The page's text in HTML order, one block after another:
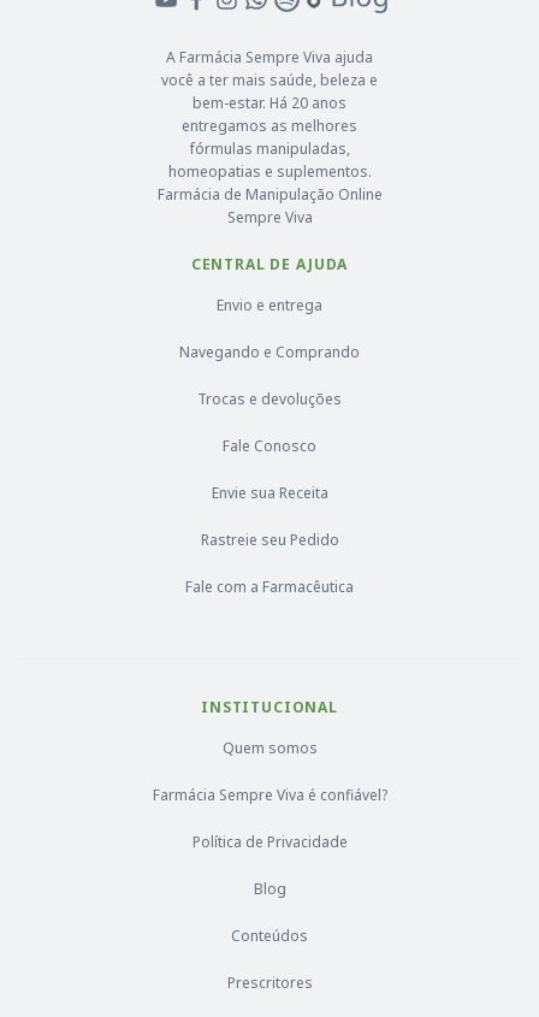
A Farmácia Sempre Viva ajuda
você a ter mais saúde, beleza e
bem-estar. Há 20 anos
entregamos as melhores
fórmulas manipuladas,
homeopatias e suplementos.
Farmácia de Manipulação Online
Sempre Viva
CENTRAL DE AJUDA
Envio e entrega
Navegando e Comprando
Trocas e devoluções
Fale Conosco
Envie sua Receita
Rastreie seu Pedido
Fale com a Farmacêutica
INSTITUCIONAL
Quem somos
Farmácia Sempre Viva é confiável?
Política de Privacidade
Blog
Conteúdos
Prescritores